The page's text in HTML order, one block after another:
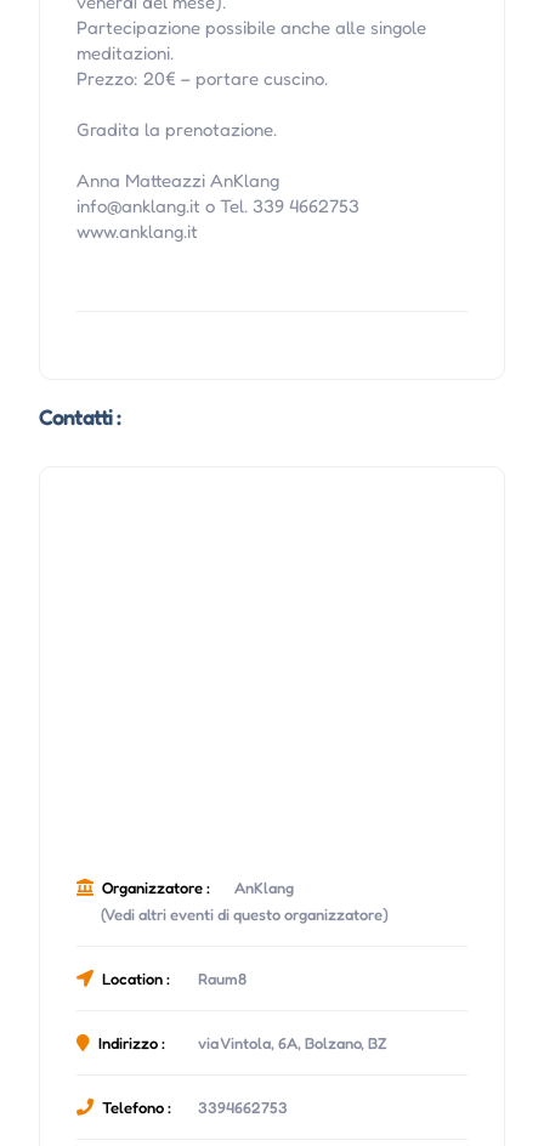
Partecipazione possibile anche alle singole
meditazioni.
Prezzo: 20€ – portare cuscino.
Gradita la prenotazione.
Anna Matteazzi AnKlang
info@anklang.it o Tel. 339 4662753
www.anklang.it
Contatti :
Organizzatore :
AnKlang
(Vedi altri eventi di questo organizzatore)
Location : Raum8
Indirizzo : via Vintola, 6A, Bolzano, BZ
Telefono : 3394662753